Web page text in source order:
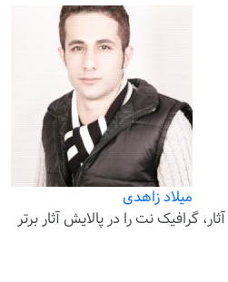
میلاد زاهدی
گرافیک نت را در پالایش آثار برتر